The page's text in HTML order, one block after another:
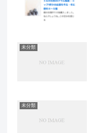
未分類
未分類